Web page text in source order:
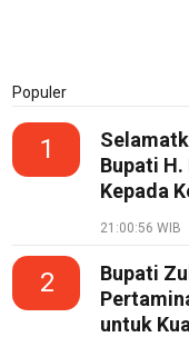
Populer
1
Bupati
Kepada
21:00:56 WIB
2
Bupati
untuk